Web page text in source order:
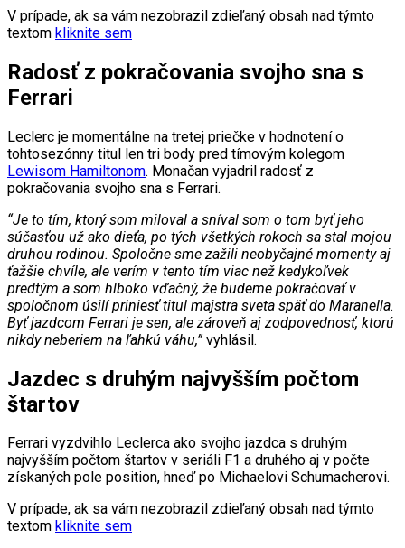
V prípade, ak sa vám nezobrazil zdieľaný obsah nad týmto
textom kliknite sem
Radosť z pokračovania svojho sna s
Ferrari
Leclerc je momentálne na tretej priečke v hodnotení o
tohtosezónny titul len tri body pred tímovým kolegom
Lewisom Hamiltonom. Monačan vyjadril radosť z
pokračovania svojho sna s Ferrari.
“Je to tím, ktorý som miloval a sníval som o tom byť jeho
súčasťou už ako dieťa, po tých všetkých rokoch sa stal mojou
druhou rodinou. Spoločne sme zažili neobyčajné momenty aj
ťažšie chvíle, ale verím v tento tím viac než kedykoľvek
predtým a som hlboko vďačný, že budeme pokračovať v
spoločnom úsilí priniesť titul majstra sveta späť do Maranella.
Byť jazdcom Ferrari je sen, ale zároveň aj zodpovednosť, ktorú
nikdy neberiem na ľahkú váhu,”vyhlásil.
Jazdec s druhým najvyšším počtom
štartov
Ferrari vyzdvihlo Leclerca ako svojho jazdca s druhým
najvyšším počtom štartov v seriáli F1 a druhého aj v počte
získaných pole position, hneď po Michaelovi Schumacherovi.
V prípade, ak sa vám nezobrazil zdieľaný obsah nad týmto
textom kliknite sem